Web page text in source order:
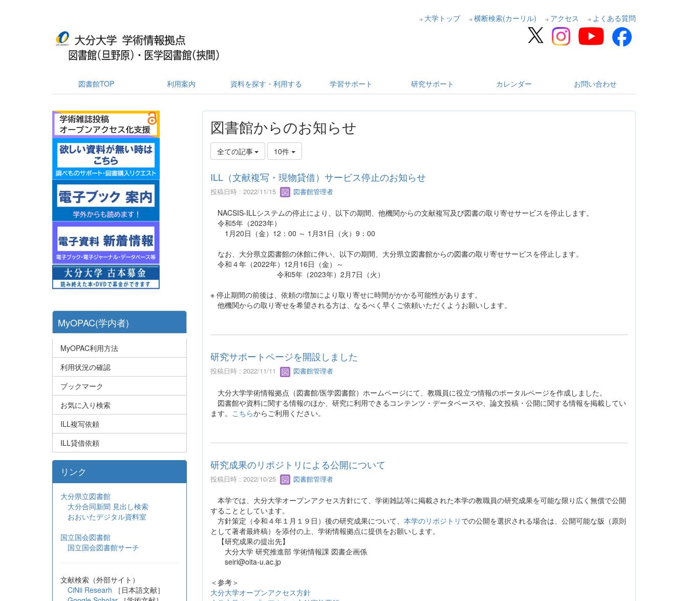
大学トップ 横断検索(カーリル) アクセス よくある質問
図書館TOP 利用案内 資料を探す・利用する 学習サポート 研究サポート カレンダー お問い合わせ
図書館からのお知らせ
全ての記事 10件
ILL（文献複写・現物貸借）サービス停止のお知らせ
投稿日時 : 2022/11/15 図書館管理者
NACSIS-ILLシステムの停止により、以下の期間、他機関からの文献複写及び図書の取り寄せサービスを停止します。
令和5年（2023年）
1月20日（金）12：00 ～ 1月31日（火）9：00
なお、大分県立図書館の休館に伴い、以下の期間、大分県立図書館からの図書の取り寄せサービスを停止します。
令和４年（2022年）12月16日（金）～
令和5年（2023年）2月7日（火）
※ 停止期間の前後は、依頼の増加により取り寄せに時間がかかる可能性があります。
他機関からの取り寄せを希望される方は、なるべく早くご依頼いただくようお願いします。
研究サポートページを開設しました
投稿日時 : 2022/11/11 図書館管理者
大分大学学術情報拠点（図書館/医学図書館）ホームページにて、教職員に役立つ情報のポータルページを作成しました。
図書館や資料に関する情報のほか、研究に利用できるコンテンツ・データベースや、論文投稿・公開に関する情報を掲載してい
ます。 こちらからご利用ください。
研究成果のリポジトリによる公開について
投稿日時 : 2022/10/25 図書館管理者
本学では、大分大学オープンアクセス方針にて、学術雑誌等に掲載された本学の教職員の研究成果を可能な限り広く無償で公開
することとしています。
方針策定（令和４年１月１９日）後の研究成果について、 本学のリポジトリ での公開を選択される場合は、公開可能な版（原則
として著者最終稿）を添付の上、学術情報拠点に提供をお願いします。
【研究成果の提出先】
大分大学 研究推進部 学術情報課 図書企画係
seiri@oita-u.ac.jp
＜参考＞
大分大学オープンアクセス方針
MyOPAC(学内者)
MyOPAC利用方法
利用状況の確認
ブックマーク
お気に入り検索
ILL複写依頼
ILL貸借依頼
リンク
大分県立図書館
大分合同新聞 見出し検索
おおいたデジタル資料室
国立国会図書館
国立国会図書館サーチ
文献検索（外部サイト）
CiNii Researh ［日本語文献］